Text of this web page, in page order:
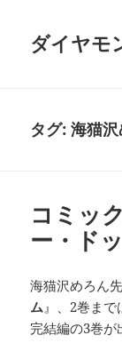
ダイヤモ
タグ:海猫
コミッ
ー・ド
海猫沢めろん
ム』、2巻ま
完結編の3巻が